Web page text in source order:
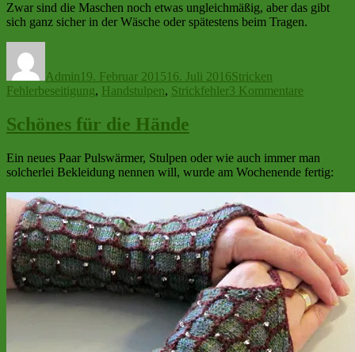
Zwar sind die Maschen noch etwas ungleichmäßig, aber das gibt
sich ganz sicher in der Wäsche oder spätestens beim Tragen.
Admin 19. Februar 2015 16. Juli 2016Stricken
Fehlerbeseitigung, Handstulpen, Strickfehler3 Kommentare
Schönes für die Hände
Ein neues Paar Pulswärmer, Stulpen oder wie auch immer man
solcherlei Bekleidung nennen will, wurde am Wochenende fertig: